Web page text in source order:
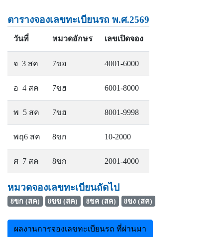
ตารางจองเลขทะเบียนรถ พ.ศ.2569
วันที่ หมวดอักษร เลขเปิดจอง
จ 3 สค 7ขฮ 4001-6000
อ 4 สค 7ขฮ 6001-8000
พ 5 สค 7ขฮ 8001-9998
พฤ6 สค 8ขก 10-2000
ศ 7 สค 8ขก 2001-4000
หมวดจองเลขทะเบียนถัดไป
8ขก (สค) 8ขข (สค) 8ขค (สค) 8ขง (สค)
ผลงานการจองเลขทะเบียนรถ ที่ผ่านมา